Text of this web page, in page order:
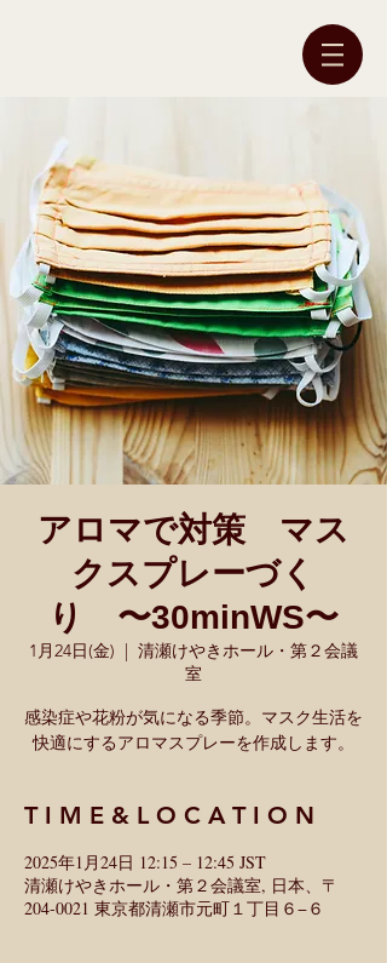
アロマで対策 マス
クスプレーづく
り 〜30minWS〜
1月24日(金)
  |
清瀬けやきホール・第２会議
室
感染症や花粉が気になる季節。マスク生活を
快適にするアロマスプレーを作成します。
T I M E & L O C A T I O N
2025年1月24日 12:15 – 12:45 JST
清瀬けやきホール・第２会議室, 日本、〒
204-0021 東京都清瀬市元町１丁目６−６